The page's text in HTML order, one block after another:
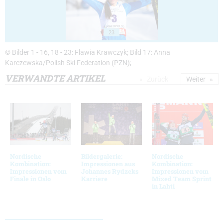
23
© Bilder 1 - 16, 18 - 23: Flawia Krawczyk; Bild 17: Anna
Karczewska/Polish Ski Federation (PZN);
VERWANDTE ARTIKEL
Nordische
Kombination:
Impressionen vom
Finale in Oslo
Bildergalerie:
Impressionen aus
Johannes Rydzeks
Karriere
Nordische
Kombination:
Impressionen vom
Mixed Team Sprint
in Lahti
Weiter